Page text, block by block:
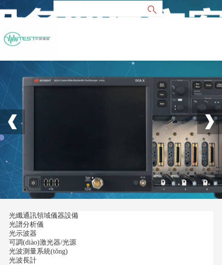
光纖通訊領域儀器設備
光譜分析儀
光示波器
可調(diào)激光器/光源
光波測量系統(tǒng)
光波長計